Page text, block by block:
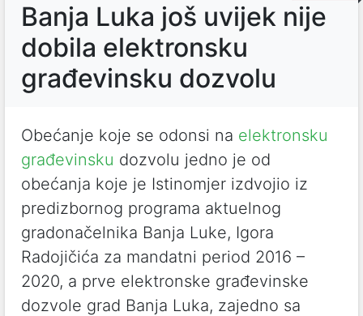
Banja Luka još uvijek nije
dobila elektronsku
građevinsku dozvolu
Obećanje koje se odonsi na elektronsku
građevinsku dozvolu jedno je od
obećanja koje je Istinomjer izdvojio iz
predizbornog programa aktuelnog
gradonačelnika Banja Luke, Igora
Radojičića za mandatni period 2016 –
2020, a prve elektronske građevinske
dozvole grad Banja Luka, zajedno sa